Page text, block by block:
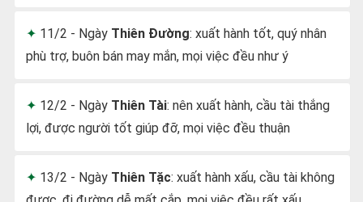
11/2 - Ngày Thiên Đường: xuất hành tốt, quý nhân
phù trợ, buôn bán may mắn, mọi việc đều như ý
12/2 - Ngày Thiên Tài: nên xuất hành, cầu tài thắng
lợi, được người tốt giúp đỡ, mọi việc đều thuận
13/2 - Ngày Thiên Tặc: xuất hành xấu, cầu tài không